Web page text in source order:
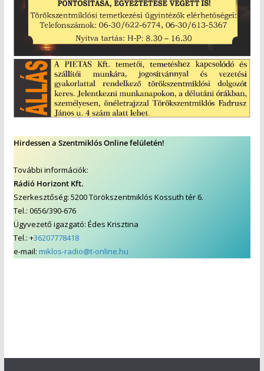
Hirdessen a Szentmiklós Online felületén!
További információk:
Rádió Horizont Kft.
Szerkesztőség: 5200 Törökszentmiklós Kossuth tér 6.
Tel.: 0656/390-676
Ügyvezető igazgató: Édes Krisztina
Tel.: +36207778418
e-mail: miklos-radio@t-online.hu